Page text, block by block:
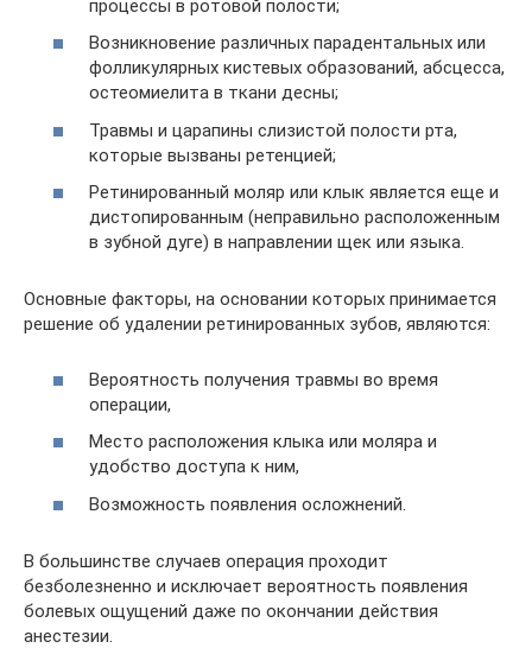
процессы в ротовой полости;
Возникновение различных парадентальных или
фолликулярных кистевых образований, абсцесса,
остеомиелита в ткани десны;
Травмы и царапины слизистой полости рта,
которые вызваны ретенцией;
Ретинированный моляр или клык является еще и
дистопированным (неправильно расположенным
в зубной дуге) в направлении щек или языка.
Основные факторы, на основании которых принимается
решение об удалении ретинированных зубов, являются:
Вероятность получения травмы во время
операции,
Место расположения клыка или моляра и
удобство доступа к ним,
Возможность появления осложнений.
В большинстве случаев операция проходит
безболезненно и исключает вероятность появления
болевых ощущений даже по окончании действия
анестезии.